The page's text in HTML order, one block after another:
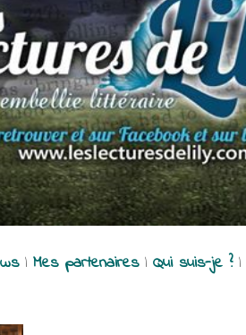
| Mes partenaires| Qui suis-je ?|